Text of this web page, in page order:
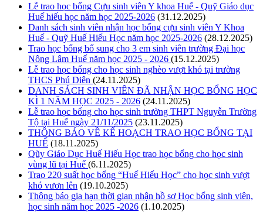
Lễ trao học bổng Cựu sinh viên Y khoa Huế - Quỹ Giáo dục
Huế hiếu học năm học 2025-2026 (31.12.2025)
Danh sách sinh viên nhận học bổng cựu sinh viên Y Khoa
Huế - Quỹ Huế Hiếu Học năm học 2025-2026 (28.12.2025)
Trao học bổng bổ sung cho 3 em sinh viên trường Đại học
Nông Lâm Huế năm học 2025 - 2026 (15.12.2025)
Lễ trao học bổng cho học sinh nghèo vượt khó tại trường
THCS Phú Diên (24.11.2025)
DANH SÁCH SINH VIÊN ĐÃ NHẬN HỌC BỔNG HỌC
KÌ 1 NĂM HỌC 2025 - 2026 (24.11.2025)
Lễ trao học bổng cho học sinh trường THPT Nguyễn Trường
Tộ tại Huế ngày 21/11/2025 (23.11.2025)
THÔNG BÁO VỀ KẾ HOẠCH TRAO HỌC BỔNG TẠI
HUẾ (18.11.2025)
Qũy Giáo Dục Huế Hiếu Học trao học bổng cho học sinh
vùng lũ tại Huế (6.11.2025)
Trao 220 suất học bổng “Huế Hiếu Học” cho học sinh vượt
khó vươn lên (19.10.2025)
Thông báo gia hạn thời gian nhận hồ sơ Học bổng sinh viên,
học sinh năm học 2025 -2026 (1.10.2025)